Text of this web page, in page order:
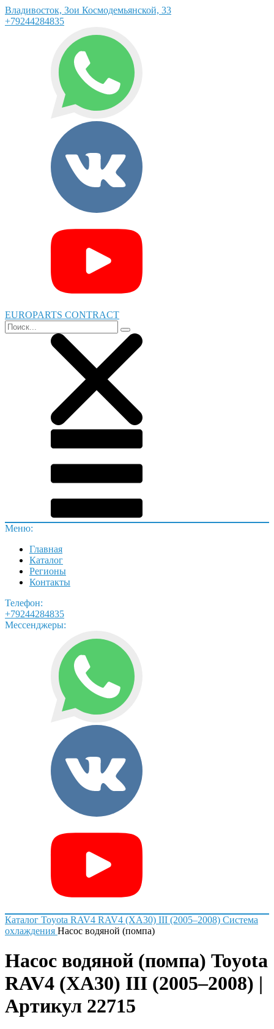
Владивосток, Зои Космодемьянской, 33
+79244284835
EUROPARTS CONTRACT
Меню:
Главная
Каталог
Регионы
Контакты
Телефон:
+79244284835
Мессенджеры:
Каталог Toyota RAV4 RAV4 (XA30) III (2005–2008) Система
охлаждения Насос водяной (помпа)
Насос водяной (помпа) Toyota
RAV4 (XA30) III (2005–2008) |
Артикул 22715